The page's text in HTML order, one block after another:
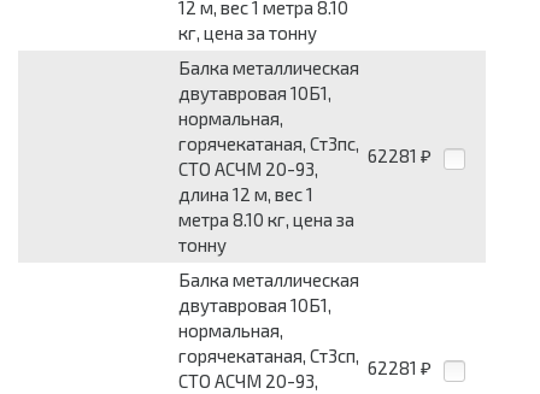
12 м, вес 1 метра 8.10
кг, цена за тонну
Балка металлическая
двутавровая 10Б1,
нормальная,
горячекатаная, Ст3пс,
СТО АСЧМ 20-93,
длина 12 м, вес 1
метра 8.10 кг, цена за
тонну
62281 ₽
Балка металлическая
двутавровая 10Б1,
нормальная,
горячекатаная, Ст3сп,
СТО АСЧМ 20-93,
62281 ₽